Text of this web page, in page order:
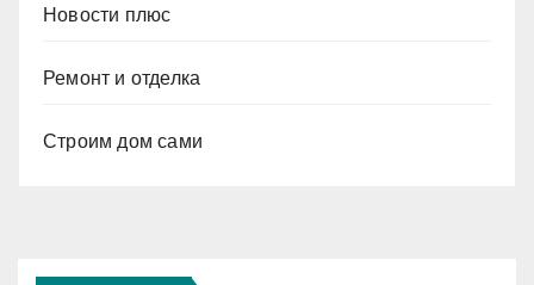
Новости плюс
Ремонт и отделка
Строим дом сами